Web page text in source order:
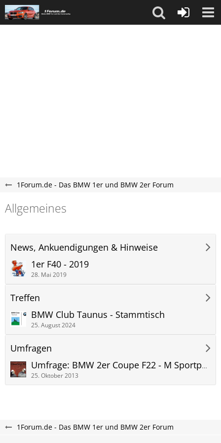
1Forum.de - Das BMW 1er und BMW 2er Forum
Allgemeines
News, Ankuendigungen & Hinweise
1er F40 - 2019
28. Mai 2019
Treffen
BMW Club Taunus - Stammtisch
25. August 2024
Umfragen
Umfrage: BMW 2er Coupe F22 - M Sportpaket, Sport Line oder Modern Line?
25. Oktober 2013
1Forum.de - Das BMW 1er und BMW 2er Forum